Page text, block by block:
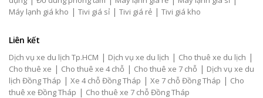
Máy lạnh giá kho | Tivi giá sỉ | Tivi giá rẻ | Tivi giá kho
Liên kết
Dịch vụ xe du lịch Tp.HCM | Dịch vụ xe du lịch | Cho thuê xe du lịch |
Cho thuê xe | Cho thuê xe 4 chỗ | Cho thuê xe 7 chỗ | Dịch vụ xe du
lịch Đồng Tháp | Xe 4 chỗ Đồng Tháp | Xe 7 chỗ Đồng Tháp | Cho
thuê xe Đồng Tháp | Cho thuê xe 7 chỗ Đồng Tháp